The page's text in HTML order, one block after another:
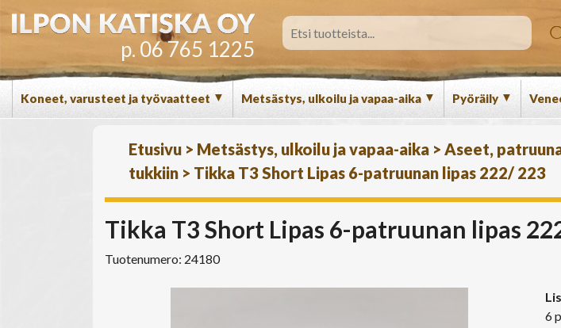
p. 06 765 1225
Koneet, varusteet ja työvaatteet ▼ Metsästys, ulkoilu ja vapaa-aika ▼ Pyöräily ▼
Etusivu > Metsästys, ulkoilu ja vapaa-aika > Aseet,
tukkiin > Tikka T3 Short Lipas 6-patruunan lipas 222/ 223
Tikka T3 Short Lipas 6-patruunan lipas
Tuotenumero: 24180
6